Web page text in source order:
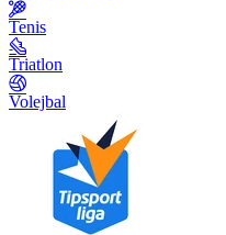
Tenis
Triatlon
Volejbal